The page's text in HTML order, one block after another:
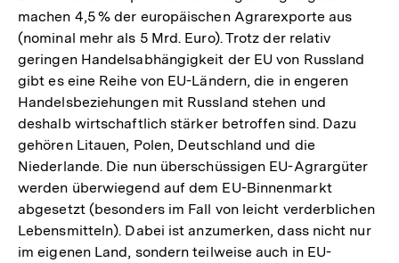
machen 4,5 % der europäischen Agrarexporte aus
(nominal mehr als 5 Mrd. Euro). Trotz der relativ
geringen Handelsabhängigkeit der EU von Russland
gibt es eine Reihe von EU-Ländern, die in engeren
Handelsbeziehungen mit Russland stehen und
deshalb wirtschaftlich stärker betroffen sind. Dazu
gehören Litauen, Polen, Deutschland und die
Niederlande. Die nun überschüssigen EU-Agrargüter
werden überwiegend auf dem EU-Binnenmarkt
abgesetzt (besonders im Fall von leicht verderblichen
Lebensmitteln). Dabei ist anzumerken, dass nicht nur
im eigenen Land, sondern teilweise auch in EU-